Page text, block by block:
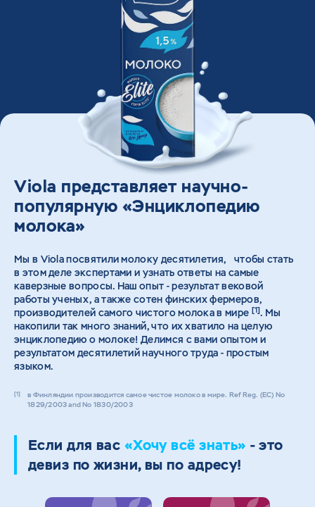
Viola представляет научно-
популярную «Энциклопедию
молока»
Мы в Viola посвятили молоку десятилетия, чтобы стать
в этом деле экспертами и узнать ответы на самые
каверзные вопросы. Наш опыт - результат вековой
работы ученых, а также сотен финских фермеров,
производителей самого чистого молока в мире [1]. Мы
накопили так много знаний, что их хватило на целую
энциклопедию о молоке! Делимся с вами опытом и
результатом десятилетий научного труда - простым
языком.
в Финляндии производится самое чистое молоко в мире. Ref Reg. (EC) No
1829/2003 and No 1830/2003
Если для вас «Хочу всё знать» - это
девиз по жизни, вы по адресу!